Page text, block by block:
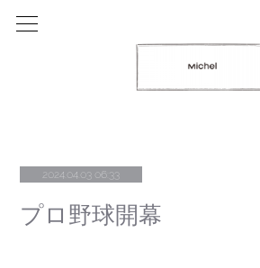
2024.04.03 06:33
プロ野球開幕